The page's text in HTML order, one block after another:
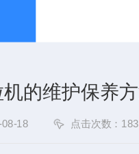
的维护保养
18 点击次数：